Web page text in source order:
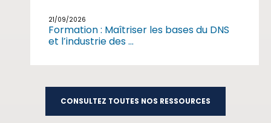
21/09/2026
Formation : Maîtriser les bases du DNS
et l’industrie des ...
CONSULTEZ TOUTES NOS RESSOURCES